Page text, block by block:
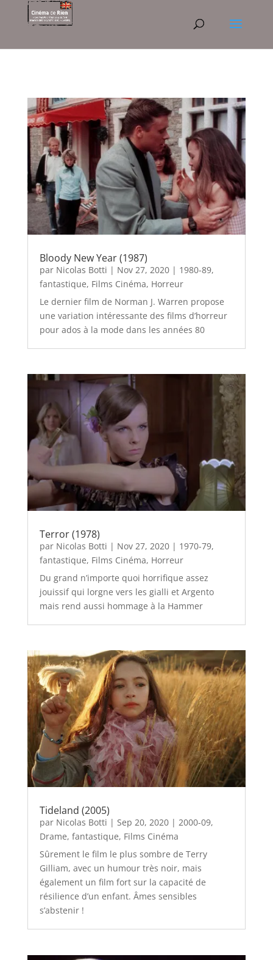
Bloody New Year (1987)
par Nicolas Botti | Nov 27, 2020| 1980-89,
fantastique, Films Cinéma, Horreur
Le dernier film de Norman J. Warren propose
une variation intéressante des films d’horreur
pour ados à la mode dans les années 80
Terror (1978)
par Nicolas Botti | Nov 27, 2020| 1970-79,
fantastique, Films Cinéma, Horreur
Du grand n’importe quoi horrifique assez
jouissif qui lorgne vers les gialli et Argento
mais rend aussi hommage à la Hammer
Tideland (2005)
par Nicolas Botti | Sep 20, 2020| 2000-09,
Drame, fantastique, Films Cinéma
Sûrement le film le plus sombre de Terry
Gilliam, avec un humour très noir, mais
également un film fort sur la capacité de
résilience d’un enfant. Âmes sensibles
s’abstenir !